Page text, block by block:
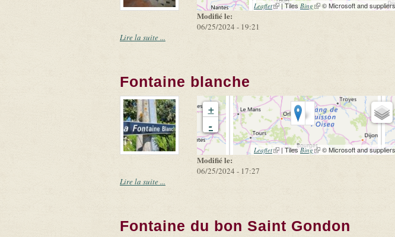
Leaflet(link is external)
| Tiles Bing(link is external)
© Microsoft and suppliers
Modifié le:
06/25/2024 - 19:21
Lire la suite ...
Fontaine blanche
+
-
Leaflet(link is external)
| TilesBing(link is external)
© Microsoft and suppliers
Modifié le:
06/25/2024 - 17:27
Lire la suite ...
Fontaine du bon Saint Gondon